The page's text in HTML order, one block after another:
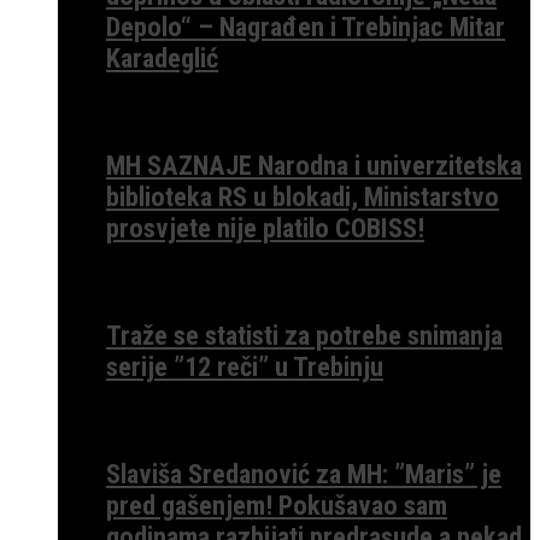
Depolo“ – Nagrađen i Trebinjac Mitar
Karadeglić
MH SAZNAJE Narodna i univerzitetska
biblioteka RS u blokadi, Ministarstvo
prosvjete nije platilo COBISS!
Traže se statisti za potrebe snimanja
serije ”12 reči” u Trebinju
Slaviša Sredanović za MH: ”Maris” je
pred gašenjem! Pokušavao sam